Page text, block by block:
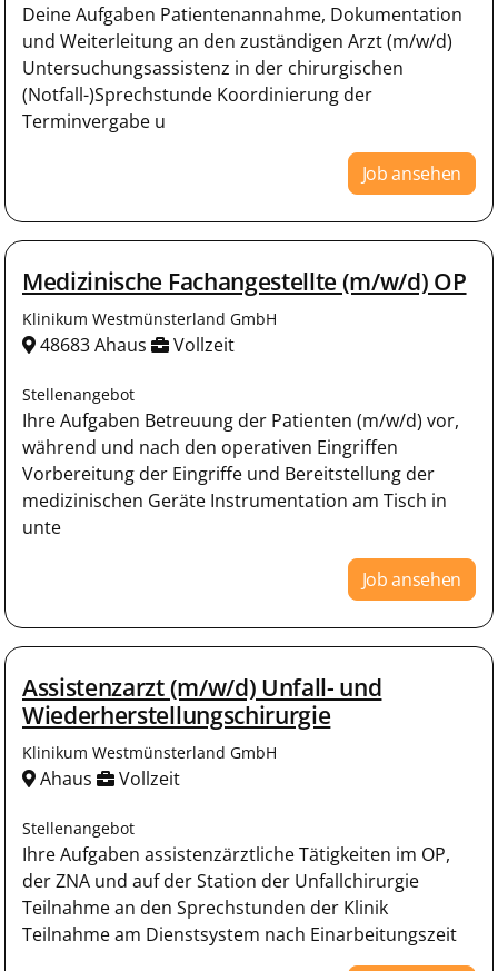
Deine Aufgaben Patientenannahme, Dokumentation
und Weiterleitung an den zuständigen Arzt (m/w/d)
Untersuchungsassistenz in der chirurgischen
(Notfall-)Sprechstunde Koordinierung der
Terminvergabe u
Job ansehen
Medizinische Fachangestellte (m/w/d) OP
Klinikum Westmünsterland GmbH
48683 Ahaus Vollzeit
Stellenangebot
Ihre Aufgaben Betreuung der Patienten (m/w/d) vor,
während und nach den operativen Eingriffen
Vorbereitung der Eingriffe und Bereitstellung der
medizinischen Geräte Instrumentation am Tisch in
unte
Job ansehen
Assistenzarzt (m/w/d) Unfall- und
Wiederherstellungschirurgie
Klinikum Westmünsterland GmbH
Ahaus Vollzeit
Stellenangebot
Ihre Aufgaben assistenzärztliche Tätigkeiten im OP,
der ZNA und auf der Station der Unfallchirurgie
Teilnahme an den Sprechstunden der Klinik
Teilnahme am Dienstsystem nach Einarbeitungszeit